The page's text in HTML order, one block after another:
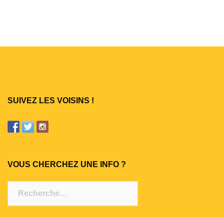
SUIVEZ LES VOISINS !
VOUS CHERCHEZ UNE INFO ?